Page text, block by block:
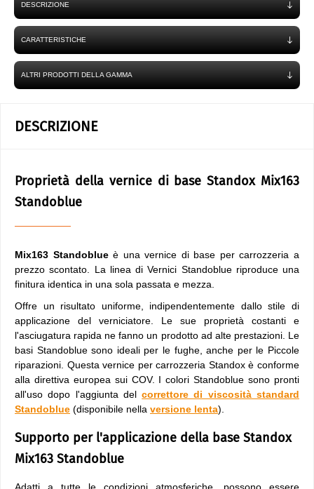
DESCRIZIONE
CARATTERISTICHE
ALTRI PRODOTTI DELLA GAMMA
DESCRIZIONE
Proprietà della vernice di base Standox Mix163
Standoblue
Mix163 Standoblueè una vernice di base per carrozzeria a
prezzo scontato. La linea di Vernici Standoblue riproduce una
finitura identica in una sola passata e mezza.
Offre un risultato uniforme, indipendentemente dallo stile di
applicazione del verniciatore. Le sue proprietà costanti e
l'asciugatura rapida ne fanno un prodotto ad alte prestazioni. Le
basi Standoblue sono ideali per le fughe, anche per le Piccole
riparazioni. Questa vernice per carrozzeria Standox è conforme
alla direttiva europea sui COV. I colori Standoblue sono pronti
all'uso dopo l'aggiunta delcorrettore di viscosità standard
Standoblue (disponibile nella versione lenta).
Supporto per l'applicazione della base Standox
Mix163 Standoblue